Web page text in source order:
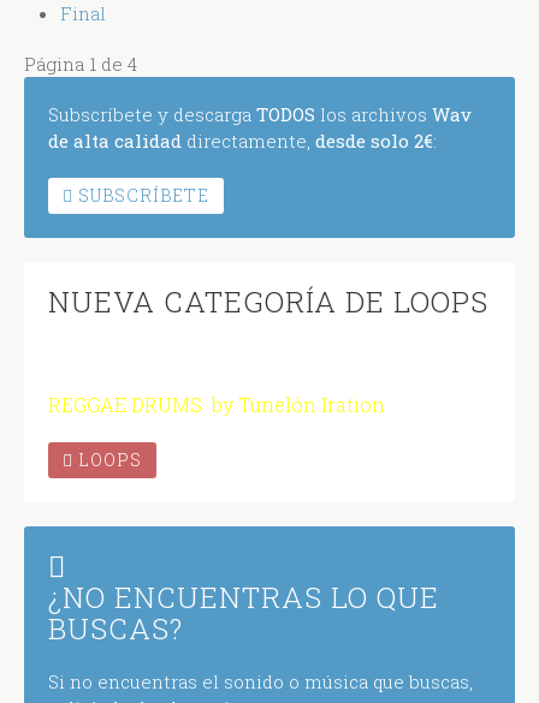
Final
Página 1 de 4
Subscríbete y descarga TODOS los archivos Wav
de alta calidad directamente, desde solo 2€:
SUBSCRÍBETE
NUEVA CATEGORÍA DE LOOPS
REGGAE DRUMS by Tunelón Iration
LOOPS
¿NO ENCUENTRAS LO QUE
BUSCAS?
Si no encuentras el sonido o música que buscas,